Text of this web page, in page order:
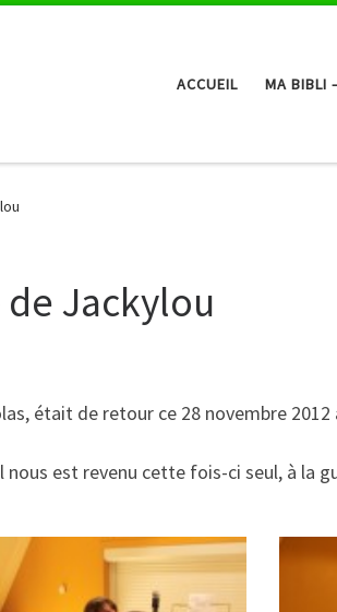
ACCUEIL MA BIBLI
Jackylou
était de retour ce 28 novembre
est revenu cette fois-ci seul, à la